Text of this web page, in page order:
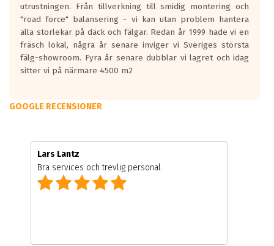
utrustningen. Från tillverkning till smidig montering och
"road force" balansering - vi kan utan problem hantera
alla storlekar på däck och fälgar. Redan år 1999 hade vi en
fräsch lokal, några år senare inviger vi Sveriges största
fälg-showroom. Fyra år senare dubblar vi lagret och idag
sitter vi på närmare 4500 m2
GOOGLE RECENSIONER
Lars Lantz
Bra services och trevlig personal.